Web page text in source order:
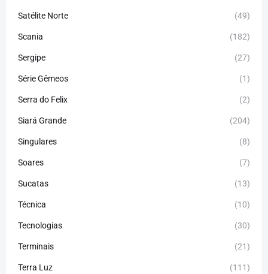
Satélite Norte (49)
Scania (182)
Sergipe (27)
Série Gêmeos (1)
Serra do Felix (2)
Siará Grande (204)
Singulares (8)
Soares (7)
Sucatas (13)
Técnica (10)
Tecnologias (30)
Terminais (21)
Terra Luz (111)